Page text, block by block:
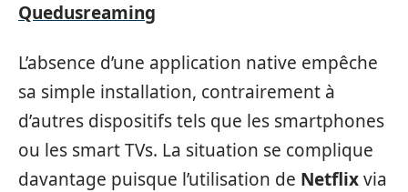
Quedusreaming
L’absence d’une application native empêche
sa simple installation, contrairement à
d’autres dispositifs tels que les smartphones
ou les smart TVs. La situation se complique
davantage puisque l’utilisation de Netflixvia